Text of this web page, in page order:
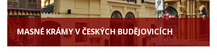
MASNÉ KRÁMY V ČESKÝCH BUDĚJOVICÍCH